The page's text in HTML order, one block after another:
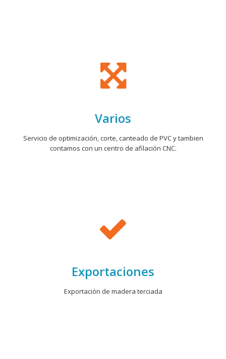
Varios
Servicio de optimización, corte, canteado de PVC y tambien
contamos con un centro de afilación CNC.
Exportaciones
Exportación de madera terciada